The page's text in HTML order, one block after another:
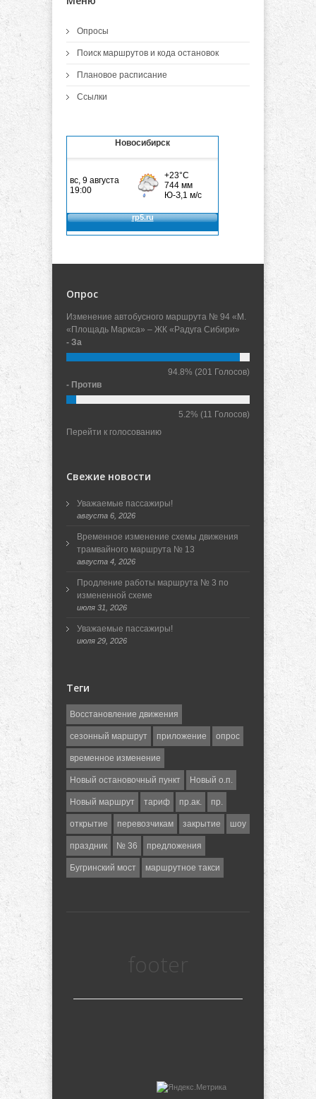
Опросы
Поиск маршрутов и кода остановок
Плановое расписание
Ссылки
Новосибирск
Опрос
Изменение автобусного маршрута № 94 «М.
«Площадь Маркса» – ЖК «Радуга Сибири»
- За
94.8% (201 Голосов)
- Против
5.2% (11 Голосов)
Перейти к голосованию
Свежие новости
Уважаемые пассажиры!
августа 6, 2026
Временное изменение схемы движения
трамвайного маршрута № 13
августа 4, 2026
Продление работы маршрута № 3 по
измененной схеме
июля 31, 2026
Уважаемые пассажиры!
июля 29, 2026
Теги
Восстановление движения
сезонный маршрут приложение опрос
временное изменение
Новый остановочный пункт Новый о.п.
Новый маршрут тариф пр.ак. пр.
открытие перевозчикам закрытие шоу
праздник № 36 предложения
Бугринский мост маршрутное такси
footer